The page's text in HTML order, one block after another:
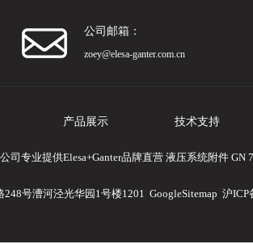
公司邮箱：
zoey@elesa-ganter.com.cn
产品展示 技术支持
司专业提供Elesa+Ganter品牌直营 液压系统附件 GN
号漕河泾光华园1号楼1201 GoogleSitemap 沪ICP